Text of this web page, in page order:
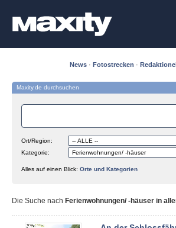
News · Fotostrecken ·
Maxity.de durchsuchen
Ort/Region:
Kategorie:
Alles auf einen Blick: Orte und Kategorien
Die Suche nach Ferienwohnungen/ -häuser in